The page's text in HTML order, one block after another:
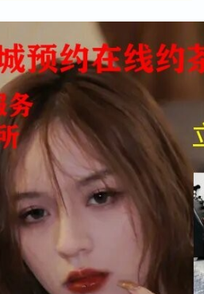
约附近鸡安全吗—本地便民
公司2018年新产品推介暨客户答谢会
年终总结大会圆满落幕